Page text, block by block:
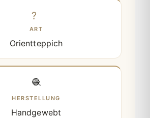
ART
Orientteppich
🧶
HERSTELLUNG
Handgewebt